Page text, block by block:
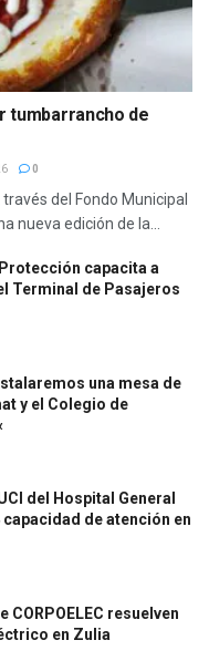
tumbarrancho de
0
del Fondo Municipal
nueva edición de la...
capacita a
Terminal de Pasajeros
una mesa de
y el Colegio de
del Hospital General
de atención en
CORPOELEC resuelven
en Zulia